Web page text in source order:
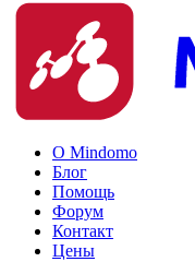
О Mindomo
Блог
Помощь
Форум
Контакт
Цены